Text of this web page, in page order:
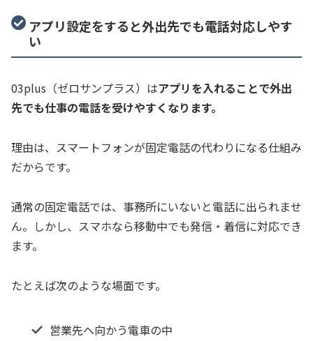
アプリ設定をすると外出先でも電話対応しやす
い
03plus（ゼロサンプラス）はアプリを入れることで外出
先でも仕事の電話を受けやすくなります。
理由は、スマートフォンが固定電話の代わりになる仕組み
だからです。
通常の固定電話では、事務所にいないと電話に出られませ
ん。しかし、スマホなら移動中でも発信・着信に対応でき
ます。
たとえば次のような場面です。
営業先へ向かう電車の中